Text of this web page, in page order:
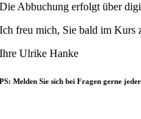
Die Abbuchung erfolgt über
Ich freu mich, Sie bald im Kurs
Ihre Ulrike Hanke
PS: Melden Sie sich bei Fragen gerne